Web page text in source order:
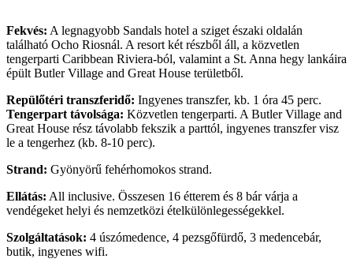
Fekvés: A legnagyobb Sandals hotel a sziget északi oldalán
található Ocho Riosnál. A resort két részből áll, a közvetlen
tengerparti Caribbean Riviera-ból, valamint a St. Anna hegy lankáira
épült Butler Village and Great House területből.
Repülőtéri transzferidő: Ingyenes transzfer, kb. 1 óra 45 perc.
Tengerpart távolsága: Közvetlen tengerparti. A Butler Village and
Great House rész távolabb fekszik a parttól, ingyenes transzfer visz
le a tengerhez (kb. 8-10 perc).
Strand: Gyönyörű fehérhomokos strand.
Ellátás: All inclusive. Összesen 16 étterem és 8 bár várja a
vendégeket helyi és nemzetközi ételkülönlegességekkel.
Szolgáltatások: 4 úszómedence, 4 pezsgőfürdő, 3 medencebár,
butik, ingyenes wifi.